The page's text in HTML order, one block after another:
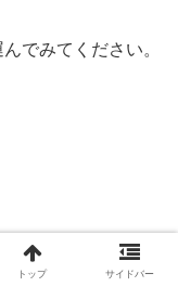
でみてください。
トップ サイドバー